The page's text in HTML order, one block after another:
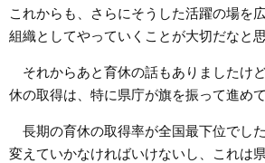
これからも、さらにそうした活躍の場を
組織としてやっていくことが大切だなと
それからあと育休の話もありましたけ
休の取得は、特に県庁が旗を振って進めて
長期の育休の取得率が全国最下位でし
変えていかなければいけないし、これは